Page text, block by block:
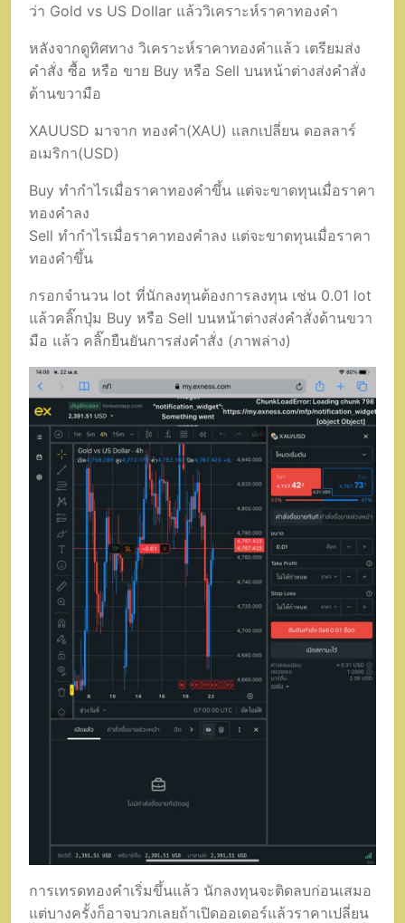
ว่า Gold vs US Dollar แล้ววิเคราะห์ราคาทองคำ
หลังจากดูทิศทาง วิเคราะห์ราคาทองคำแล้ว เตรียมส่ง
คำสั่ง ซื้อ หรือ ขาย Buy หรือ Sell บนหน้าต่างส่งคำสั่ง
ด้านขวามือ
XAUUSD มาจาก ทองคำ(XAU) แลกเปลี่ยน ดอลลาร์
อเมริกา(USD)
Buy ทำกำไรเมื่อราคาทองคำขึ้น แต่จะขาดทุนเมื่อราคา
ทองคำลง
Sell ทำกำไรเมื่อราคาทองคำลง แต่จะขาดทุนเมื่อราคา
ทองคำขึ้น
กรอกจำนวน lot ที่นักลงทุนต้องการลงทุน เช่น 0.01 lot
แล้วคลิ๊กปุ่ม Buy หรือ Sell บนหน้าต่างส่งคำสั่งด้านขวา
มือ แล้ว คลิ๊กยืนยันการส่งคำสั่ง (ภาพล่าง)
การเทรดทองคำเริ่มขึ้นแล้ว นักลงทุนจะติดลบก่อนเสมอ
แต่บางครั้งก็อาจบวกเลยถ้าเปิดออเดอร์แล้วราคาเปลี่ยน